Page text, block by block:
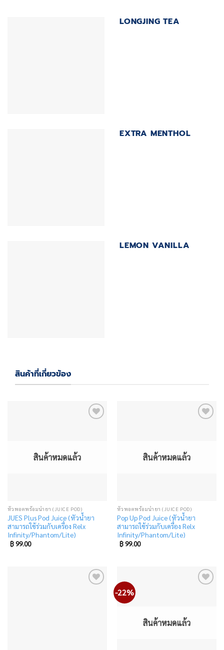
LONGJING TEA
EXTRA MENTHOL
LEMON VANILLA
สินค้าที่เกี่ยวข้อง
สินค้าหมดแล้ว
หัวพอตพร้อมน้ำยา (JUICE POD)
JUES Plus Pod Juice (หัวน้ำยา
สามารถใช้ร่วมกับเครื่อง Relx
Infinity/Phantom/Lite)
฿99.00
สินค้าหมดแล้ว
หัวพอตพร้อมน้ำยา (JUICE POD)
Pop Up Pod Juice (หัวน้ำยา
สามารถใช้ร่วมกับเครื่อง Relx
Infinity/Phantom/Lite)
฿99.00
-22%
สินค้าหมดแล้ว